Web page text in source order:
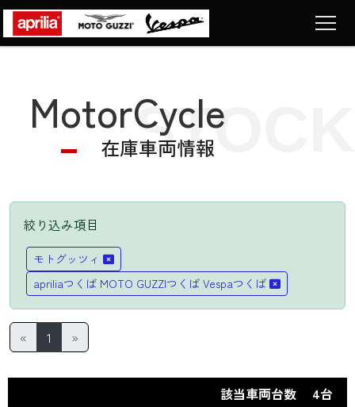
Motorcycle
車両販売
News
Company
MotorCycle
在庫車両情報
STOCK
LIST
絞り込み項目
モトグッツィ
apriliaつくば MOTO GUZZIつくば Vespaつくば
« 1 »
該当車両台数 4台